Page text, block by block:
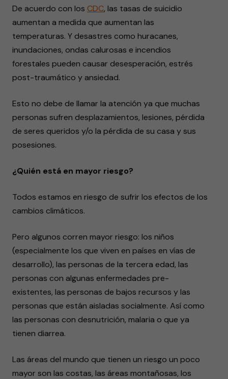
De acuerdo con los CDC, las tasas de suicidio
aumentan a medida que aumentan las
temperaturas. Y desastres como huracanes,
inundaciones, ondas calurosas e incendios
forestales pueden causar desesperación, estrés
post-traumático y ansiedad.
Esto no debe de llamar la atención ya que muchas
personas sufren desplazamientos, lesiones, pérdida
de seres queridos y/o la pérdida de su casa y sus
posesiones.
¿Quién está en mayor riesgo?
Todos estamos en riesgo de sufrir los efectos de los
cambios climáticos.
Pero algunos corren mayor riesgo: los niños
(especialmente los que viven en países en vías de
desarrollo), las personas de la tercera edad, las
personas con algunas enfermedades pre-
existentes, las personas de bajos recursos y las
personas que están aisladas socialmente. Así como
las personas con desnutrición, malaria o que ya
tienen diarrea.
Las áreas del mundo que tienen un riesgo un poco
mayor son las costas, las áreas montañosas, los